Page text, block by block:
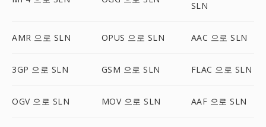
SLN
AMR 으로 SLN OPUS 으로 SLN AAC 으로 SLN
3GP 으로 SLN GSM 으로 SLN FLAC 으로 SLN
OGV 으로 SLN MOV 으로 SLN AAF 으로 SLN